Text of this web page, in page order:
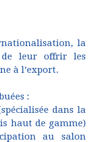
la
de leur offrir les
à l’export.
:
dans la
haut de gamme)
au salon